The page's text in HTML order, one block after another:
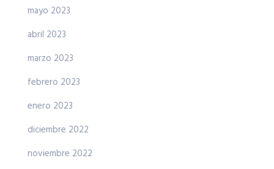
mayo 2023
abril 2023
marzo 2023
febrero 2023
enero 2023
diciembre 2022
noviembre 2022